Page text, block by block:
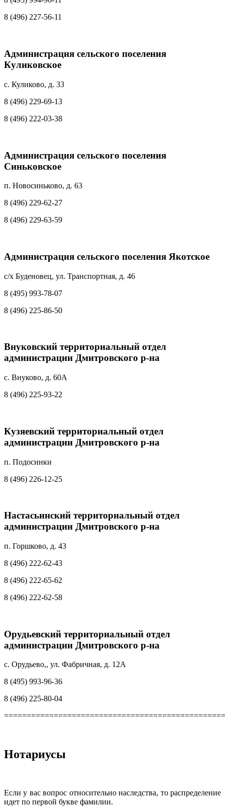
8 (496) 227-56-11
Администрация сельского поселения
Куликовское
с. Куликово, д. 33
8 (496) 229-69-13
8 (496) 222-03-38
Администрация сельского поселения
Синьковское
п. Новосиньково, д. 63
8 (496) 229-62-27
8 (496) 229-63-59
Администрация сельского поселения Якотское
с/х Буденовец, ул. Транспортная, д. 46
8 (495) 993-78-07
8 (496) 225-86-50
Внуковский территориальный отдел
администрации Дмитровского р-на
с. Внуково, д. 60А
8 (496) 225-93-22
Кузяевский территориальный отдел
администрации Дмитровского р-на
п. Подосинки
8 (496) 226-12-25
Настасьинский территориальный отдел
администрации Дмитровского р-на
п. Горшково, д. 43
8 (496) 222-62-43
8 (496) 222-65-62
8 (496) 222-62-58
Орудьевский территориальный отдел
администрации Дмитровского р-на
с. Орудьево,, ул. Фабричная, д. 12А
8 (495) 993-96-36
8 (496) 225-80-04
Нотариусы
Если у вас вопрос относительно наследства, то распределение
идет по первой букве фамилии.